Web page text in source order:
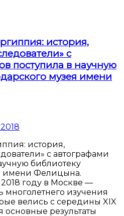
история,
с
поступила в научную
музея имени
история,
с автографами
библиотеку
имени Фелицына.
году в Москве —
многолетнего изучения
велись с середины XIX
основные результаты